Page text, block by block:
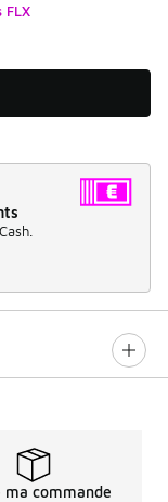
FLX
ma commande